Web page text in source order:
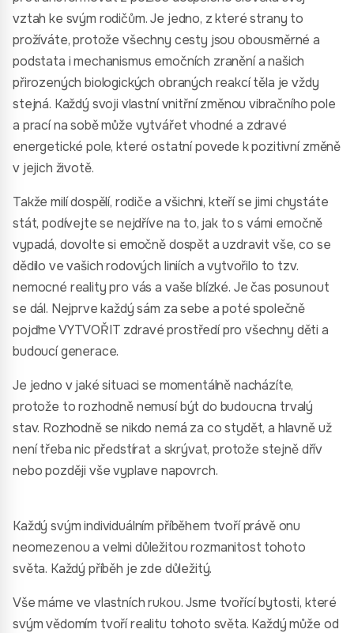
vztah ke svým rodičům. Je jedno, z které strany to
prožíváte, protože všechny cesty jsou obousměrné a
podstata i mechanismus emočních zranění a našich
přirozených biologických obraných reakcí těla je vždy
stejná. Každý svoji vlastní vnitřní změnou vibračního pole
a prací na sobě může vytvářet vhodné a zdravé
energetické pole, které ostatní povede k pozitivní změně
v jejich životě.
Takže milí dospělí, rodiče a všichni, kteří se jimi chystáte
stát, podívejte se nejdříve na to, jak to s vámi emočně
vypadá, dovolte si emočně dospět a uzdravit vše, co se
dědilo ve vašich rodových liniích a vytvořilo to tzv.
nemocné reality pro vás a vaše blízké. Je čas posunout
se dál. Nejprve každý sám za sebe a poté společně
pojďme VYTVOŘIT zdravé prostředí pro všechny děti a
budoucí generace.
Je jedno v jaké situaci se momentálně nacházíte,
protože to rozhodně nemusí být do budoucna trvalý
stav. Rozhodně se nikdo nemá za co stydět, a hlavně už
není třeba nic předstírat a skrývat, protože stejně dřív
nebo později vše vyplave napovrch.
Každý svým individuálním příběhem tvoří právě onu
neomezenou a velmi důležitou rozmanitost tohoto
světa. Každý příběh je zde důležitý.
Vše máme ve vlastních rukou. Jsme tvořící bytosti, které
svým vědomím tvoří realitu tohoto světa. Každý může od